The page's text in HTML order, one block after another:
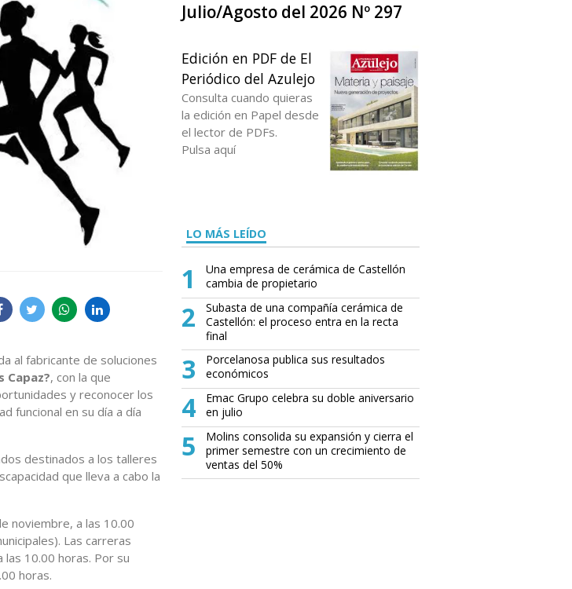
al fabricante de soluciones
Capaz?, con la que
y reconocer los
funcional en su día a día
destinados a los talleres
que lleva a cabo la
noviembre, a las 10.00
Las carreras
10.00 horas. Por su
horas.
Julio/Agosto del 2026 Nº 297
Edición en PDF de El
Periódico del Azulejo
Consulta cuando quieras
la edición en Papel desde
el lector de PDFs.
Pulsa aquí
LO MÁS LEÍDO
1
Una empresa de cerámica de Castellón
cambia de propietario
2
Subasta de una compañía cerámica de
Castellón: el proceso entra en la recta
final
3
Porcelanosa publica sus resultados
económicos
4
Emac Grupo celebra su doble aniversario
en julio
5
Molins consolida su expansión y cierra el
primer semestre con un crecimiento de
ventas del 50%